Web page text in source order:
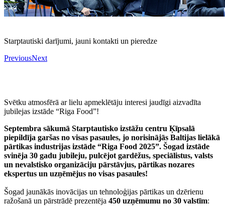
Starptautiski darījumi, jauni kontakti un pieredze
PreviousNext
Svētku atmosfērā ar lielu apmeklētāju interesi jaudīgi aizvadīta
jubilejas izstāde “Riga Food”!
Septembra sākumā Starptautisko izstāžu centru Ķīpsalā
piepildīja garšas no visas pasaules, jo norisinājās Baltijas lielākā
pārtikas industrijas izstāde “Riga Food 2025”. Šogad izstāde
svinēja 30 gadu jubileju, pulcējot gardēžus, speciālistus, valsts
un nevalstisko organizāciju pārstāvjus, pārtikas nozares
ekspertus un uzņēmējus no visas pasaules!
Šogad jaunākās inovācijas un tehnoloģijas pārtikas un dzērienu
ražošanā un pārstrādē prezentēja 450 uzņēmumu no 30 valstīm: